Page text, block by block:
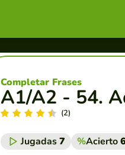
A1/A2 - 54.
Completar Frases
(2)
Jugadas7 %Acierto